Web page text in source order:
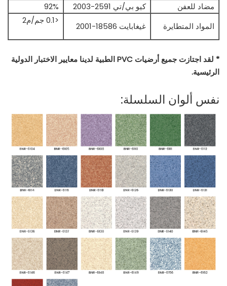
مضاد للعفن
كيو بي/تي 2591-2003
92%
المواد المتطايرة
غيغابايت 18586-2001
<0.1 جم/م2
* لقد اجتازت جميع أرضيات PVC الطبية لدينا معايير الاختبار الدولية
الرئيسية.
نفس ألوان السلسلة: